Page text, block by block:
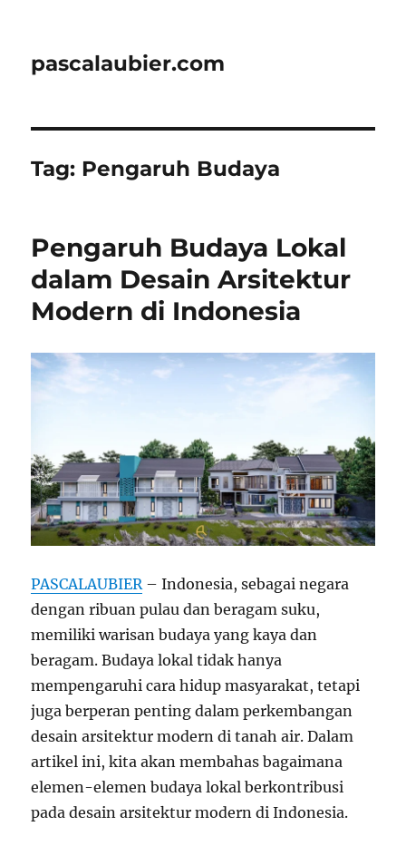
pascalaubier.com
Tag: Pengaruh Budaya
Pengaruh Budaya Lokal
dalam Desain Arsitektur
Modern di Indonesia
PASCALAUBIER– Indonesia, sebagai negara
dengan ribuan pulau dan beragam suku,
memiliki warisan budaya yang kaya dan
beragam. Budaya lokal tidak hanya
mempengaruhi cara hidup masyarakat, tetapi
juga berperan penting dalam perkembangan
desain arsitektur modern di tanah air. Dalam
artikel ini, kita akan membahas bagaimana
elemen-elemen budaya lokal berkontribusi
pada desain arsitektur modern di Indonesia.